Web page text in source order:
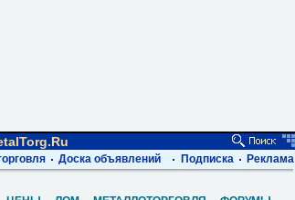
Доска объявлений Подписка Реклама